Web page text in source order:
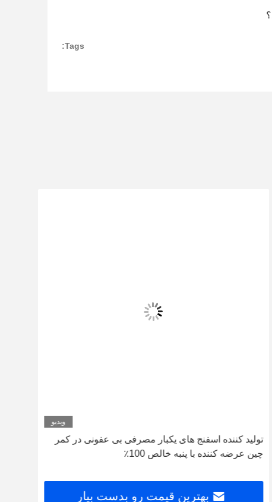
Tags:
ویدیو
تولید کننده اسفنج های یکبار مصرفی بی عفونی در کمر
چین عرضه کننده با پنبه خالص 100٪
بهترین قیمت رو بدست بیار